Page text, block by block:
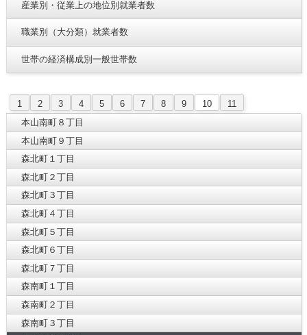
産業別・従業上の地位別就業者数
職業別（大分類）就業者数
世帯の経済構成別一般世帯数
1 2 3 4 5 6 7 8 9 10
11
本山南町８丁目
本山南町９丁目
森北町１丁目
森北町２丁目
森北町３丁目
森北町４丁目
森北町５丁目
森北町６丁目
森北町７丁目
森南町１丁目
森南町２丁目
森南町３丁目